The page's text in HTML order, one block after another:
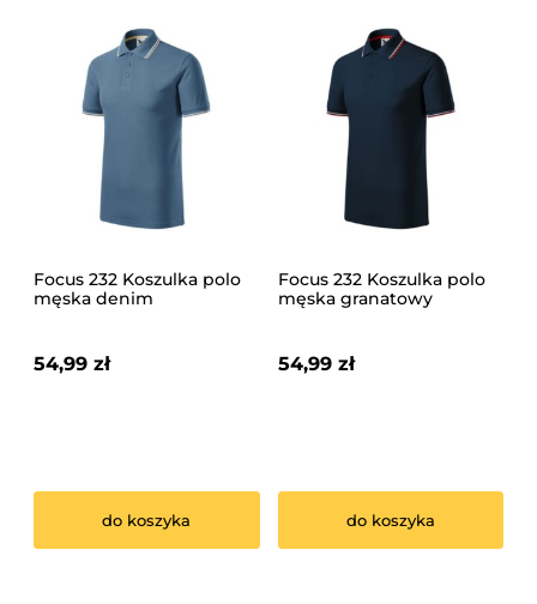
Focus 232 Koszulka polo
męska denim
54,99 zł
do koszyka
Focus 232 Koszulka polo
męska granatowy
54,99 zł
do koszyka